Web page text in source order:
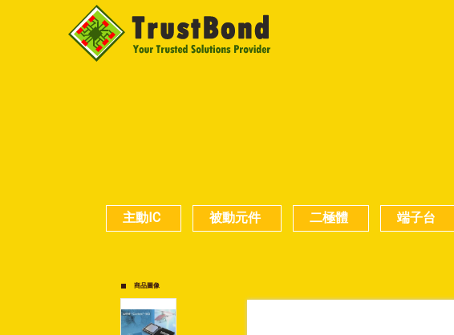
主動IC 被動元件 二極體 端子台
商品圖像